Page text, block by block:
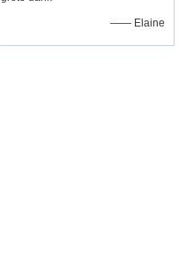
—— Elaine